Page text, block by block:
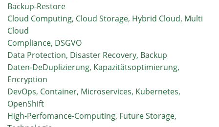
Backup-Restore
Cloud Computing, Cloud Storage, Hybrid Cloud, Multi
Cloud
Compliance, DSGVO
Data Protection, Disaster Recovery, Backup
Daten-DeDuplizierung, Kapazitätsoptimierung,
Encryption
DevOps, Container, Microservices, Kubernetes,
OpenShift
High-Perfomance-Computing, Future Storage,